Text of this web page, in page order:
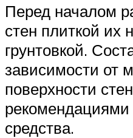
Перед началом
стен плиткой их
грунтовкой.
зависимости от
поверхности
рекомендациями
средства.